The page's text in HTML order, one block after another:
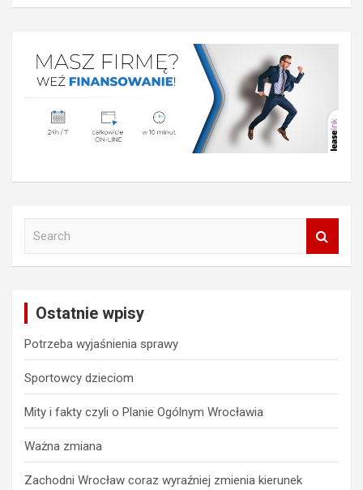
Ostatnie wpisy
Potrzeba wyjaśnienia sprawy
Sportowcy dzieciom
Mity i fakty czyli o Planie Ogólnym Wrocławia
Ważna zmiana
Zachodni Wrocław coraz wyraźniej zmienia kierunek